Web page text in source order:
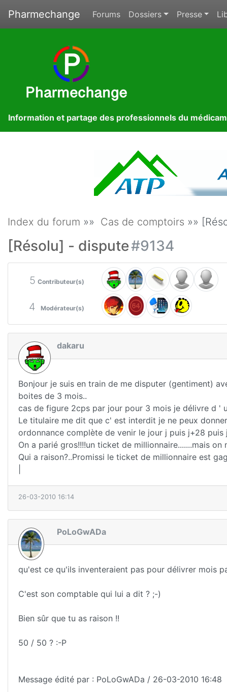
Pharmechange Forums Dossiers Presse
Information et partage des professionnels du
Index du forum »» Cas de comptoirs »»
[Résolu] - dispute#9134
5 Contributeur(s)
4 Modérateur(s)
dakaru
Bonjour je suis en train de me disputer (gentiment)
boites de 3 mois..
cas de figure 2cps par jour pour 3 mois je délivre d
Le titulaire me dit que c' est interdit je ne peux
ordonnance complète de venir le jour j puis j+28
On a parié gros!!!!un ticket de millionnaire.......mais
Qui a raison?..Promissi le ticket de millionnaire est
26-03-2010 16:14
PoLoGwADa
qu'est ce qu'ils inventeraient pas pour délivrer mois
C'est son comptable qui lui a dit ? ;-)
Bien sûr que tu as raison !!
50 / 50 ? :-P
Message édité par : PoLoGwADa / 26-03-2010 16:48